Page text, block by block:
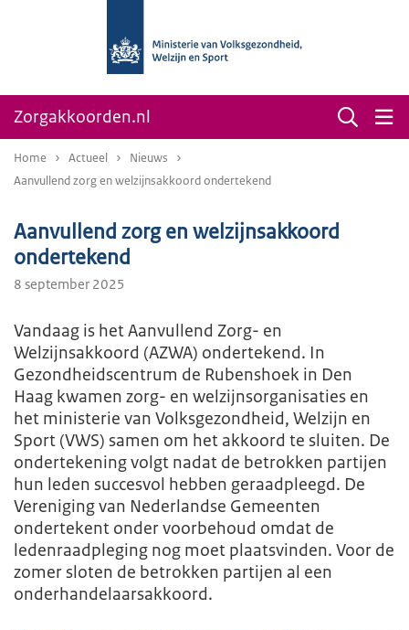
Zorgakkoorden.nl
Home Actueel
Nieuws
Aanvullend zorg en welzijnsakkoord ondertekend
Aanvullend zorg en welzijnsakkoord
ondertekend
8 september 2025
Vandaag is het Aanvullend Zorg- en
Welzijnsakkoord (AZWA) ondertekend. In
Gezondheidscentrum de Rubenshoek in Den
Haag kwamen zorg- en welzijnsorganisaties en
het ministerie van Volksgezondheid, Welzijn en
Sport (VWS) samen om het akkoord te sluiten. De
ondertekening volgt nadat de betrokken partijen
hun leden succesvol hebben geraadpleegd. De
Vereniging van Nederlandse Gemeenten
ondertekent onder voorbehoud omdat de
ledenraadpleging nog moet plaatsvinden. Voor de
zomer sloten de betrokken partijen al een
onderhandelaarsakkoord.